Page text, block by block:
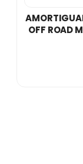
OFF ROAD